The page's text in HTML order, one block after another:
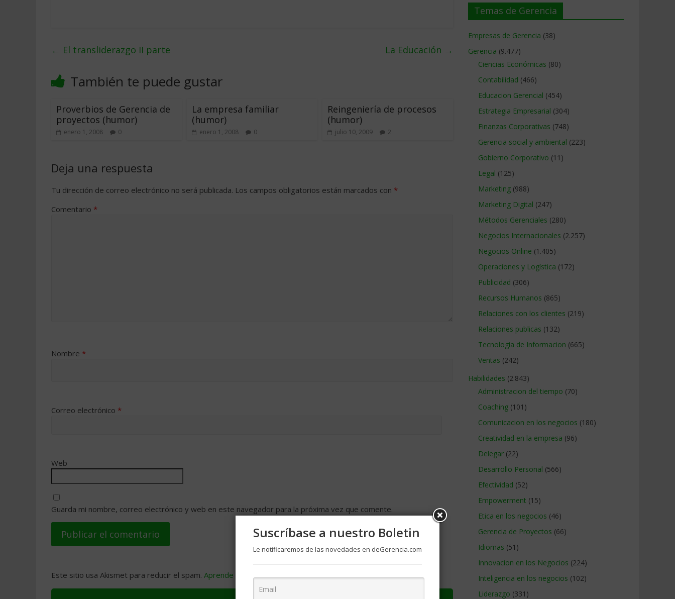
← El transliderazgo II parte La Educación →
También te puede gustar
Proverbios de Gerencia de
proyectos (humor)
enero 1, 2008 0
La empresa familiar
(humor)
enero 1, 2008 0
Reingeniería de procesos
(humor)
julio 10, 2009 2
Deja una respuesta
Tu dirección de correo electrónico no será publicada. Los campos obligatorios están marcados con *
Comentario *
Nombre *
Correo electrónico *
Web
Guarda mi nombre, correo electrónico y web en este navegador para la próxima vez que comente.
Este sitio usa Akismet para reducir el spam. Aprende cómo se procesan los datos de tus comentarios.
Temas de Gerencia
Empresas de Gerencia (38)
Gerencia (9.477)
Ciencias Económicas (80)
Contabilidad (466)
Educacion Gerencial (454)
Estrategia Empresarial (304)
Finanzas Corporativas (748)
Gerencia social y ambiental (223)
Gobierno Corporativo (11)
Legal (125)
Marketing (988)
Marketing Digital (247)
Métodos Gerenciales (280)
Negocios Internacionales (2.257)
Negocios Online (1.405)
Operaciones y Logística (172)
Publicidad (306)
Recursos Humanos (865)
Relaciones con los clientes (219)
Relaciones publicas (132)
Tecnologia de Informacion (665)
Ventas (242)
Habilidades (2.843)
Administracion del tiempo (70)
Coaching (101)
Comunicacion en los negocios (180)
Creatividad en la empresa (96)
Delegar (22)
Desarrollo Personal (566)
Efectividad (52)
Empowerment (15)
Etica en los negocios (46)
Gerencia de Proyectos (66)
Idiomas (51)
Innovacion en los Negocios (224)
Inteligencia en los negocios (102)
Liderazgo (331)
Suscríbase a nuestro Boletin
Le notificaremos de las novedades en deGerencia.com